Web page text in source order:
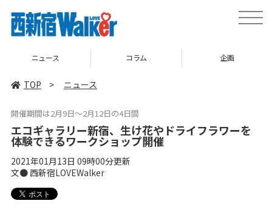
toggle
TOP > ニュース
開催期間は2月9日～2月12日の4日間
エコギャラリー新宿、生け花やドライフラワーを
体験できるワークショップ開催
2021年01月13日 09時00分更新
文● 西新宿LOVEWalker